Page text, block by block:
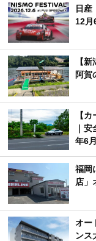
日
12月
【
阿賀
【
｜
年6
福岡
店」
オー
ンス